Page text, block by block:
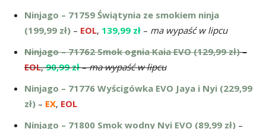
Ninjago – 71759 Świątynia ze smokiem ninja
(199,99 zł) – EOL, 139,99 zł – ma wypaść w lipcu
Ninjago – 71762 Smok ognia Kaia EVO (129,99 zł)–
EOL,90,99 zł–ma wypaść w lipcu
Ninjago – 71776 Wyścigówka EVO Jaya i Nyi (229,99
zł) – EX, EOL
Ninjago – 71800 Smok wodny Nyi EVO (89,99 zł) –